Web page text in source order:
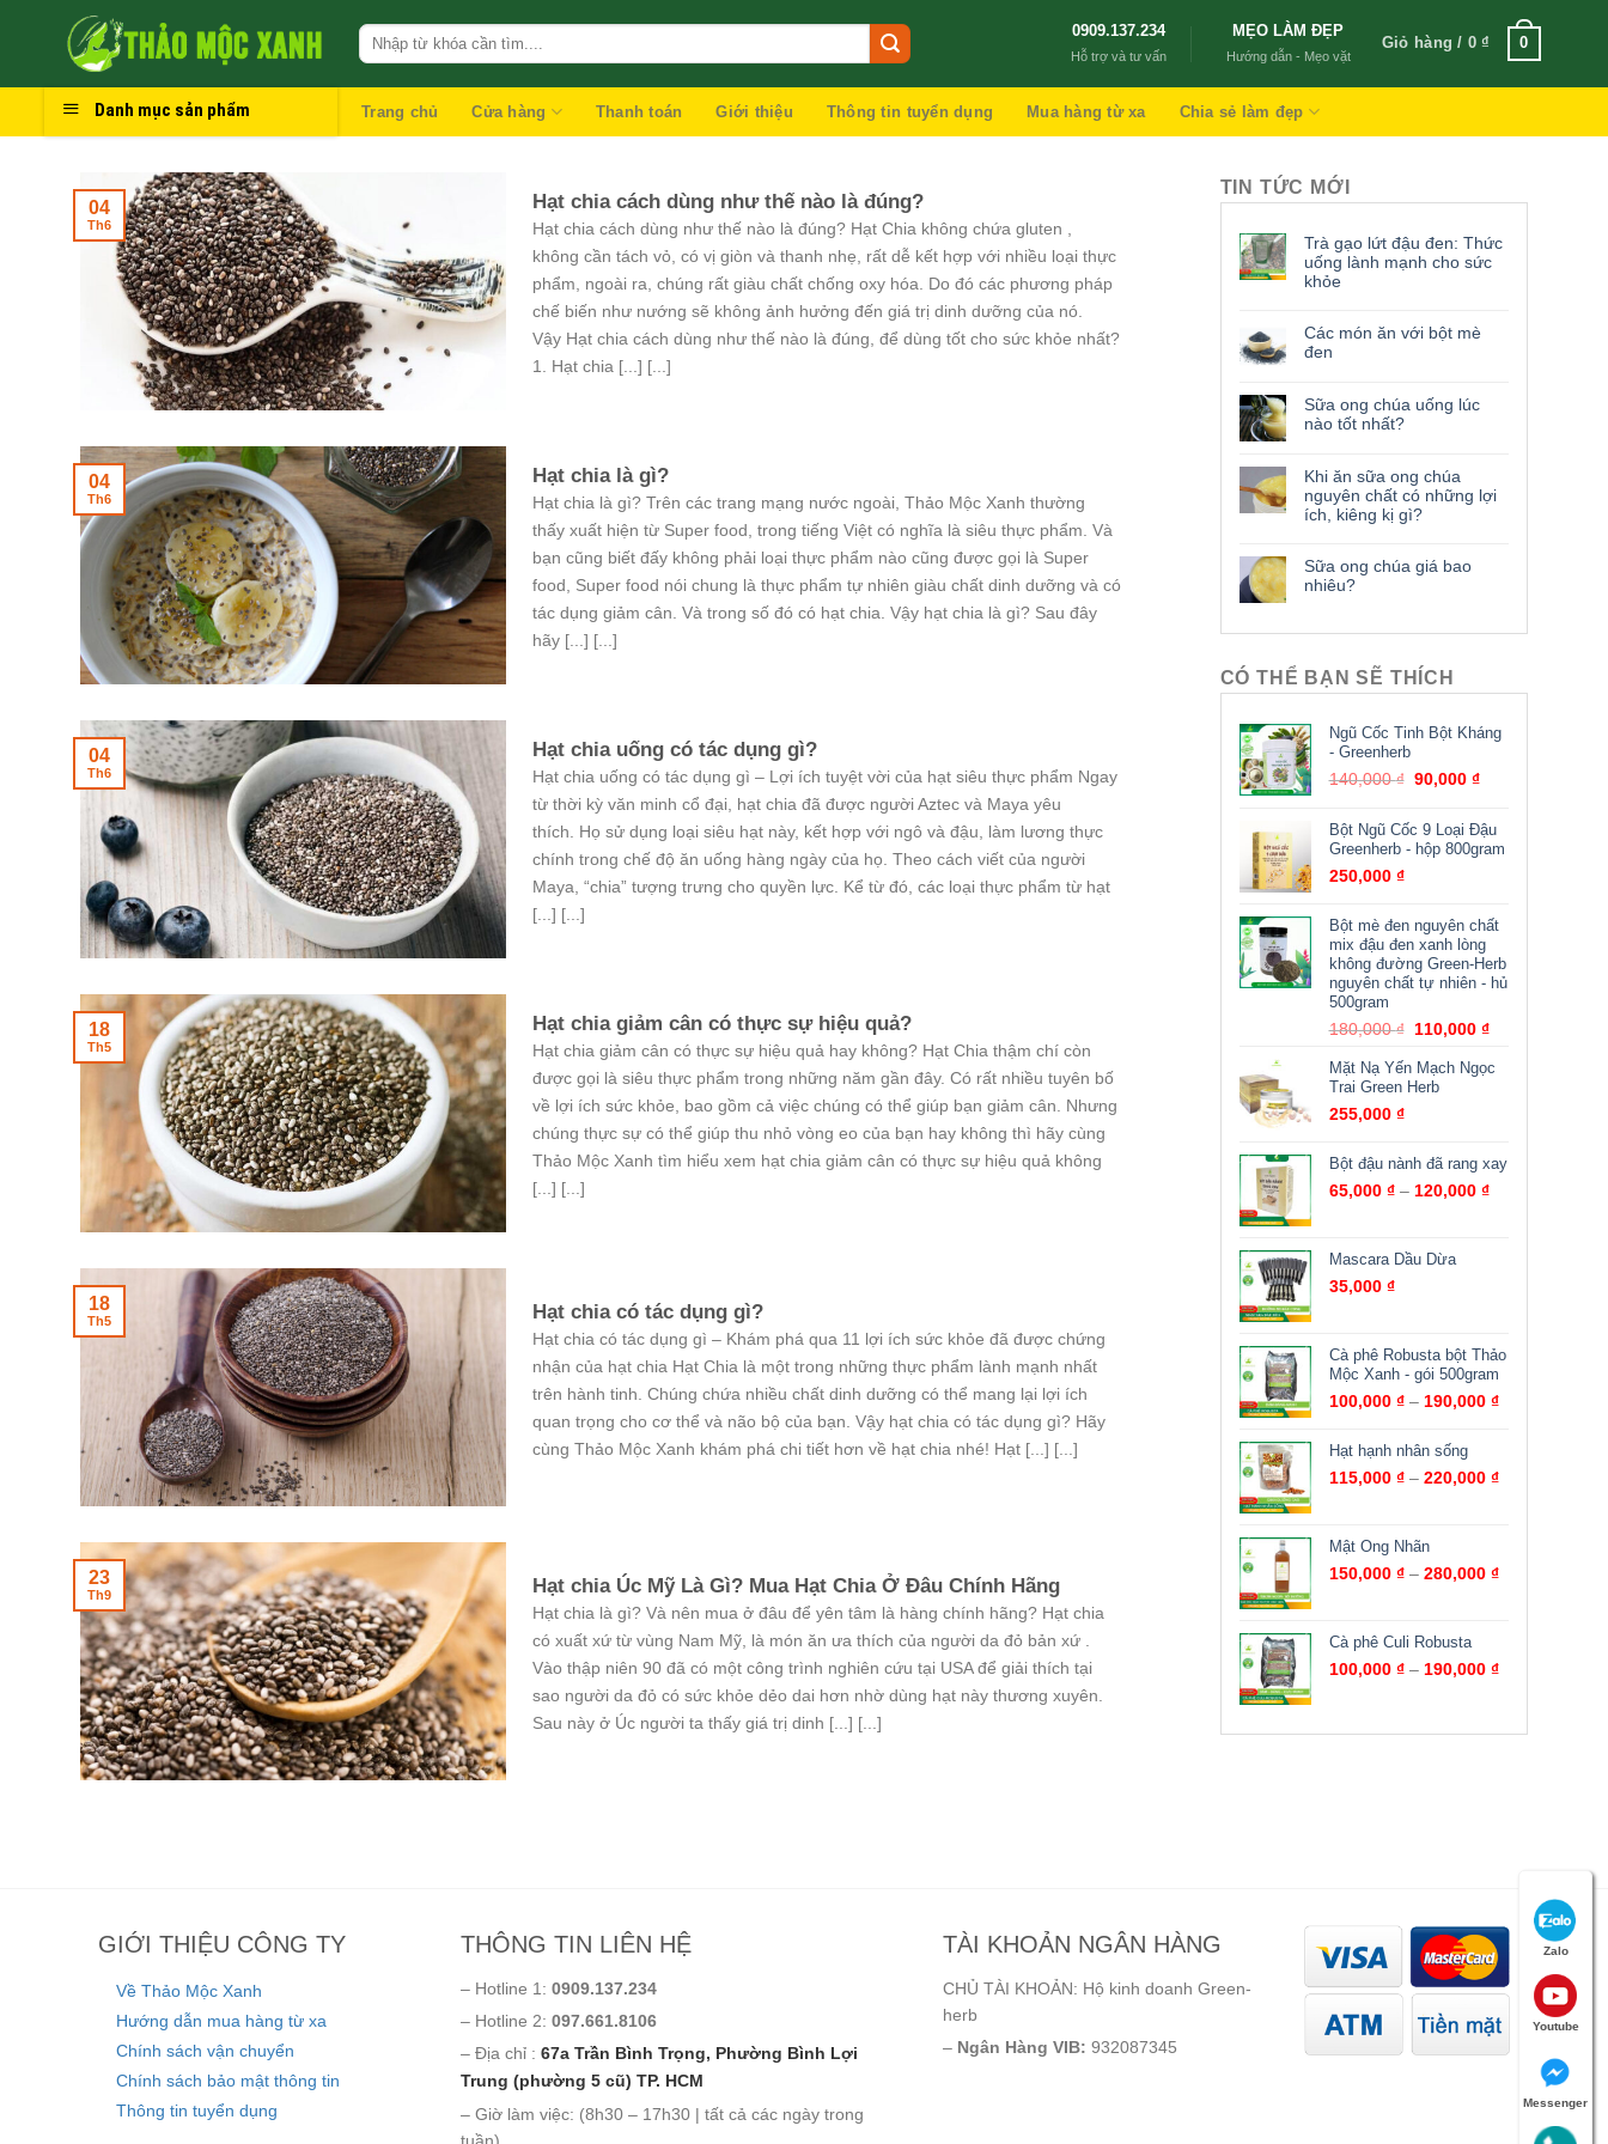
0909.137.234
Hỗ trợ và tư vấn
MẸO LÀM ĐẸP
Hướng dẫn - Mẹo vặt
Giỏ hàng / 0₫ 0
Danh mục sản phẩm Trang chủ Cửa hàng Thanh toán Giới thiệu Thông tin tuyển dụng Mua hàng từ xa Chia sẻ làm đẹp
Hạt chia cách dùng như thế nào là đúng?
Hạt chia cách dùng như thế nào là đúng? Hạt Chia không chứa gluten ,
không cần tách vỏ, có vị giòn và thanh nhẹ, rất dễ kết hợp với nhiều loại thực
phẩm, ngoài ra, chúng rất giàu chất chống oxy hóa. Do đó các phương pháp
chế biến như nướng sẽ không ảnh hưởng đến giá trị dinh dưỡng của nó.
Vậy Hạt chia cách dùng như thế nào là đúng, để dùng tốt cho sức khỏe nhất?
1. Hạt chia [...] [...]
04
Th6
Hạt chia là gì?
Hạt chia là gì? Trên các trang mạng nước ngoài, Thảo Mộc Xanh thường
thấy xuất hiện từ Super food, trong tiếng Việt có nghĩa là siêu thực phẩm. Và
bạn cũng biết đấy không phải loại thực phẩm nào cũng được gọi là Super
food, Super food nói chung là thực phẩm tự nhiên giàu chất dinh dưỡng và có
tác dụng giảm cân. Và trong số đó có hạt chia. Vậy hạt chia là gì? Sau đây
hãy [...] [...]
04
Th6
Hạt chia uống có tác dụng gì?
Hạt chia uống có tác dụng gì – Lợi ích tuyệt vời của hạt siêu thực phẩm Ngay
từ thời kỳ văn minh cổ đại, hạt chia đã được người Aztec và Maya yêu
thích. Họ sử dụng loại siêu hạt này, kết hợp với ngô và đậu, làm lương thực
chính trong chế độ ăn uống hàng ngày của họ. Theo cách viết của người
Maya, “chia” tượng trưng cho quyền lực. Kể từ đó, các loại thực phẩm từ hạt
[...] [...]
04
Th6
Hạt chia giảm cân có thực sự hiệu quả?
Hạt chia giảm cân có thực sự hiệu quả hay không? Hạt Chia thậm chí còn
được gọi là siêu thực phẩm trong những năm gần đây. Có rất nhiều tuyên bố
về lợi ích sức khỏe, bao gồm cả việc chúng có thể giúp bạn giảm cân. Nhưng
chúng thực sự có thể giúp thu nhỏ vòng eo của bạn hay không thì hãy cùng
Thảo Mộc Xanh tìm hiểu xem hạt chia giảm cân có thực sự hiệu quả không
[...] [...]
18
Th5
Hạt chia có tác dụng gì?
Hạt chia có tác dụng gì – Khám phá qua 11 lợi ích sức khỏe đã được chứng
nhận của hạt chia Hạt Chia là một trong những thực phẩm lành mạnh nhất
trên hành tinh. Chúng chứa nhiều chất dinh dưỡng có thể mang lại lợi ích
quan trọng cho cơ thể và não bộ của bạn. Vậy hạt chia có tác dụng gì? Hãy
cùng Thảo Mộc Xanh khám phá chi tiết hơn về hạt chia nhé! Hạt [...] [...]
18
Th5
Hạt chia Úc Mỹ Là Gì? Mua Hạt Chia Ở Đâu Chính Hãng
Hạt chia là gì? Và nên mua ở đâu để yên tâm là hàng chính hãng? Hạt chia
có xuất xứ từ vùng Nam Mỹ, là món ăn ưa thích của người da đỏ bản xứ .
Vào thập niên 90 đã có một công trình nghiên cứu tại USA để giải thích tại
sao người da đỏ có sức khỏe dẻo dai hơn nhờ dùng hạt này thương xuyên.
Sau này ở Úc người ta thấy giá trị dinh [...] [...]
23
Th9
TIN TỨC MỚI
Trà gạo lứt đậu đen: Thức
uống lành mạnh cho sức
khỏe
Các món ăn với bột mè
đen
Sữa ong chúa uống lúc
nào tốt nhất?
Khi ăn sữa ong chúa
nguyên chất có những lợi
ích, kiêng kị gì?
Sữa ong chúa giá bao
nhiêu?
CÓ THỂ BẠN SẼ THÍCH
Ngũ Cốc Tinh Bột Kháng
- Greenherb
140,000₫ 90,000 ₫
Bột Ngũ Cốc 9 Loại Đậu
Greenherb - hộp 800gram
250,000 ₫
Bột mè đen nguyên chất
mix đậu đen xanh lòng
không đường Green-Herb
nguyên chất tự nhiên - hủ
500gram
180,000₫ 110,000 ₫
Mặt Nạ Yến Mạch Ngọc
Trai Green Herb
255,000 ₫
Bột đậu nành đã rang xay
65,000 ₫– 120,000 ₫
Mascara Dầu Dừa
35,000 ₫
Cà phê Robusta bột Thảo
Mộc Xanh - gói 500gram
100,000 ₫– 190,000 ₫
Hạt hạnh nhân sống
115,000 ₫– 220,000 ₫
Mật Ong Nhãn
150,000 ₫– 280,000 ₫
Cà phê Culi Robusta
100,000 ₫– 190,000 ₫
GIỚI THIỆU CÔNG TY
Về Thảo Mộc Xanh
Hướng dẫn mua hàng từ xa
Chính sách vận chuyển
Chính sách bảo mật thông tin
Thông tin tuyển dụng
THÔNG TIN LIÊN HỆ
– Hotline 1: 0909.137.234
– Hotline 2: 097.661.8106
– Địa chỉ : 67a Trần Bình Trọng, Phường Bình Lợi
Trung (phường 5 cũ) TP. HCM
– Giờ làm việc: (8h30 – 17h30 | tất cả các ngày trong
TÀI KHOẢN NGÂN HÀNG
CHỦ TÀI KHOẢN: Hộ kinh doanh Green-
herb
– Ngân Hàng VIB: 932087345
Zalo
Youtube
Messenger